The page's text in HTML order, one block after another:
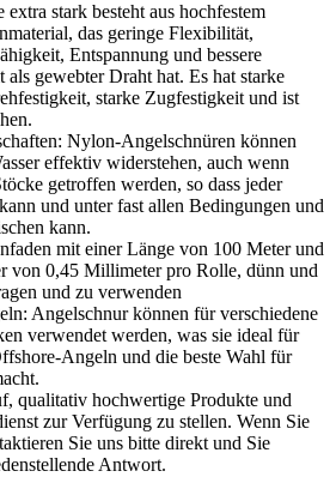
extra stark besteht aus hochfestem
das geringe Flexibilität,
Entspannung und bessere
als gewebter Draht hat. Es hat starke
starke Zugfestigkeit und ist
Nylon-Angelschnüren können
effektiv widerstehen, auch wenn
getroffen werden, so dass jeder
und unter fast allen Bedingungen und
kann.
mit einer Länge von 100 Meter und
von 0,45 Millimeter pro Rolle, dünn und
und zu verwenden
Angelschnur können für verschiedene
verwendet werden, was sie ideal für
Angeln und die beste Wahl für
qualitativ hochwertige Produkte und
zur Verfügung zu stellen. Wenn Sie
Sie uns bitte direkt und Sie
Antwort.